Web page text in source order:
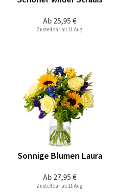
Ab 25,95 €
Zustellbar ab 11 Aug.
Ab 27,95 €
Sonnige Blumen Laura
Zustellbar ab 11 Aug.